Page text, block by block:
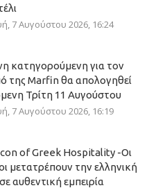
7 Αυγούστου 2026, 16:24
κατηγορούμενη για τον
της Marfin θα απολογηθεί
Τρίτη 11 Αυγούστου
7 Αυγούστου 2026, 16:19
of Greek Hospitality -Οι
μετατρέπουν την ελληνική
αυθεντική εμπειρία